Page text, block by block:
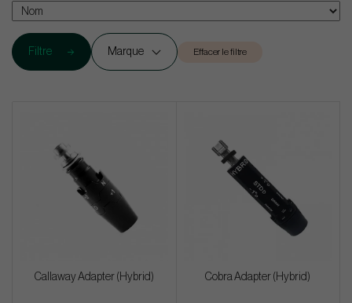
Filtre Marque Effacer le filtre
Callaway Adapter (Hybrid) Cobra Adapter (Hybrid)